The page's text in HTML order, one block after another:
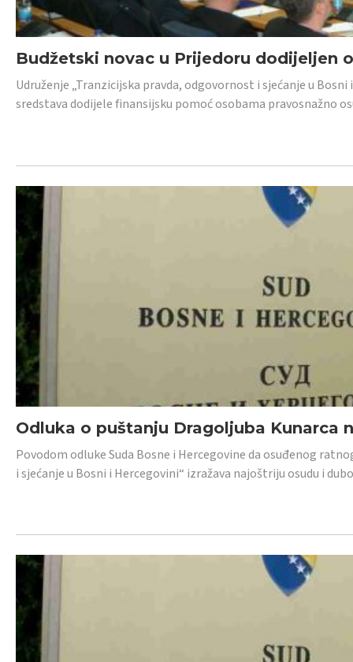
Budžetski novac u Prijedoru dodijeljen
Udruženje „Tranzicijska pravda, odgovornost i sjećanje u
sredstava dodijele finansijsku pomoć osobama pravosnažno
Odluka o puštanju Dragoljuba Kunarca
Povodom odluke Suda Bosne i Hercegovine da osuđenog
i sjećanje u Bosni i Hercegovini“ izražava najoštriju osudu i